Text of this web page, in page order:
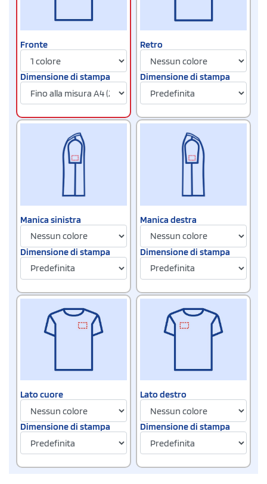
Fronte
Dimensione di stampa
Retro
Dimensione di stampa
Manica sinistra
Dimensione di stampa
Manica destra
Dimensione di stampa
Lato cuore
Dimensione di stampa
Lato destro
Dimensione di stampa